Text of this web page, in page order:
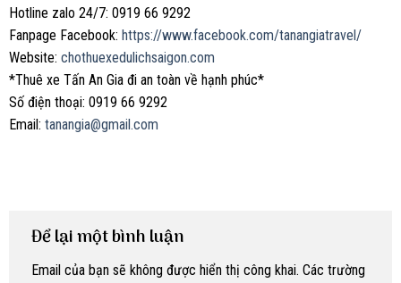
Hotline zalo 24/7: 0919 66 9292
Fanpage Facebook: https://www.facebook.com/tanangiatravel/
Website: chothuexedulichsaigon.com
*Thuê xe Tấn An Gia đi an toàn về hạnh phúc*
Số điện thoại: 0919 66 9292
Email: tanangia@gmail.com
Để lại một bình luận
Email của bạn sẽ không được hiển thị công khai. Các trường